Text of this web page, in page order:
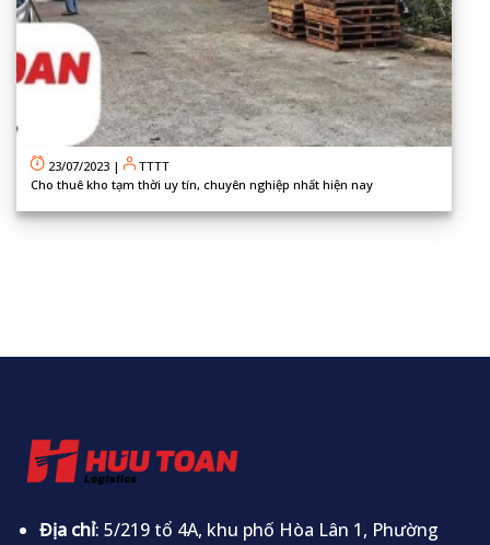
23/07/2023 |
TTTT
Cho thuê kho tạm thời uy tín, chuyên nghiệp nhất hiện nay
Địa chỉ: 5/219 tổ 4A, khu phố Hòa Lân 1, Phường